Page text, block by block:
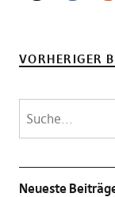
VORHERIGER
Neueste